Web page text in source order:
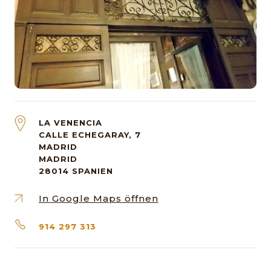
LA VENENCIA
CALLE ECHEGARAY, 7
MADRID
MADRID
28014 SPANIEN
In Google Maps öffnen
914 297 313